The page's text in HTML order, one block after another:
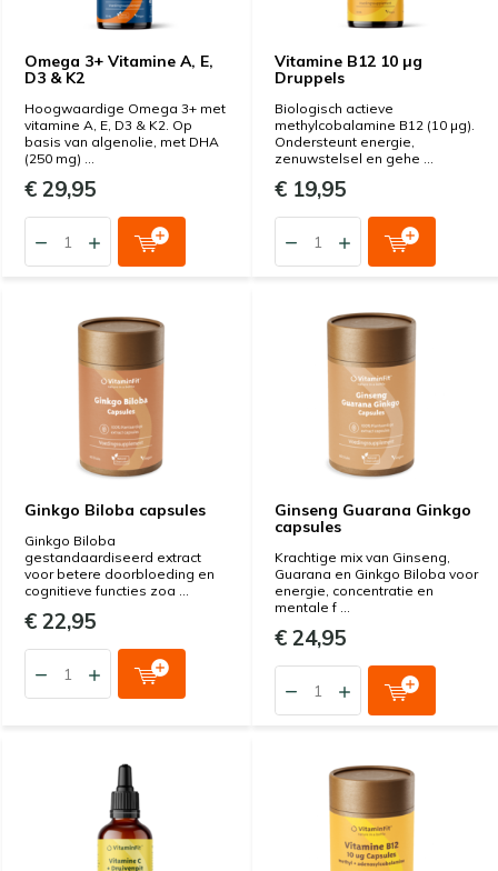
Omega 3+ Vitamine A, E,
D3 & K2
Hoogwaardige Omega 3+ met
vitamine A, E, D3 & K2. Op
basis van algenolie, met DHA
(250 mg) ...
€ 29,95
Vitamine B12 10 µg
Druppels
Biologisch actieve
methylcobalamine B12 (10 µg).
Ondersteunt energie,
zenuwstelsel en gehe ...
€ 19,95
Ginkgo Biloba capsules
Ginkgo Biloba
gestandaardiseerd extract
voor betere doorbloeding en
cognitieve functies zoa ...
€ 22,95
Ginseng Guarana Ginkgo
capsules
Krachtige mix van Ginseng,
Guarana en Ginkgo Biloba voor
energie, concentratie en
mentale f ...
€ 24,95